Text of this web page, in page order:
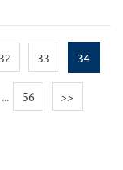
32 33 34
... 56 >>